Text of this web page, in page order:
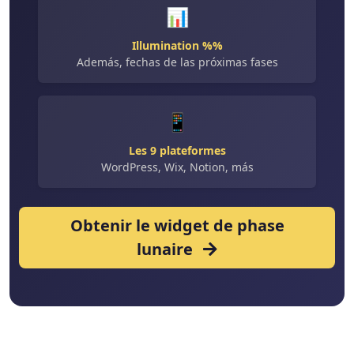
📊
Illumination %%
Además, fechas de las próximas fases
📱
Les 9 plateformes
WordPress, Wix, Notion, más
Obtenir le widget de phase
lunaire